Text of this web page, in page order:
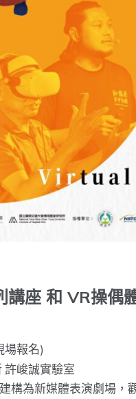
講座 和 VR操偶
場報名)
許峻誠實驗室
構為新媒體表演劇場